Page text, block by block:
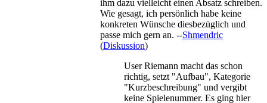
ihm dazu vielleicht einen Absatz schreiben.
Wie gesagt, ich persönlich habe keine
konkreten Wünsche diesbezüglich und
passe mich gern an. --Shmendric
(Diskussion)
User Riemann macht das schon
richtig, setzt "Aufbau", Kategorie
"Kurzbeschreibung" und vergibt
keine Spielenummer. Es ging hier